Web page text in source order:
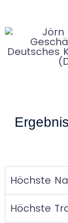
Höchste
Höchste